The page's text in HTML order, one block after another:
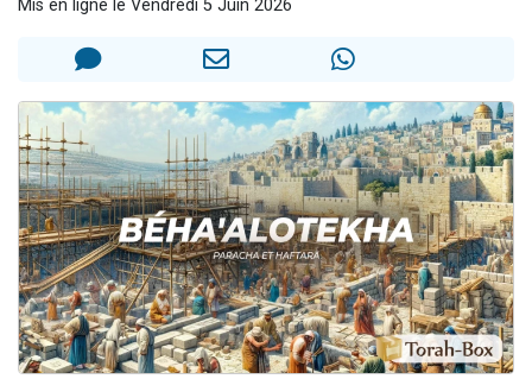
Eva vient de donner son Maasser
Eli vient de donner son Maasser
Mis en ligne le Vendredi 5 Juin 2026